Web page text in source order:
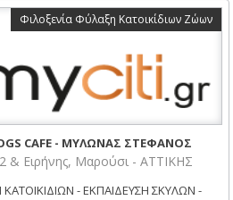
Φιλοξενία Φύλαξη Κατοικίδιων Ζώων
CAFE - ΜΥΛΩΝΑΣ ΣΤΕΦΑΝΟΣ
& Ειρήνης, Μαρούσι - ΑΤΤΙΚΗΣ
- ΕΚΠΑΙΔΕΥΣΗ ΣΚΥΛΩΝ -